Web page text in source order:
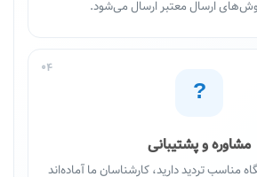
ارسال معتبر ارسال می‌شود.
04
?
مشاوره و پشتیبانی
مناسب تردید دارید، کارشناسان ما آماده‌اند